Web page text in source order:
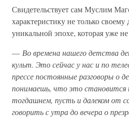
Свидетельствует сам Муслим
характеристику не только своему
уникальной эпохе, которая уже не
— Во времена нашего детства
культ. Это сейчас у нас и по
прессе постоянные разговоры о
понимаешь, что это
тогдашнем, пусть и далеком от
говорить с утра до вечера о